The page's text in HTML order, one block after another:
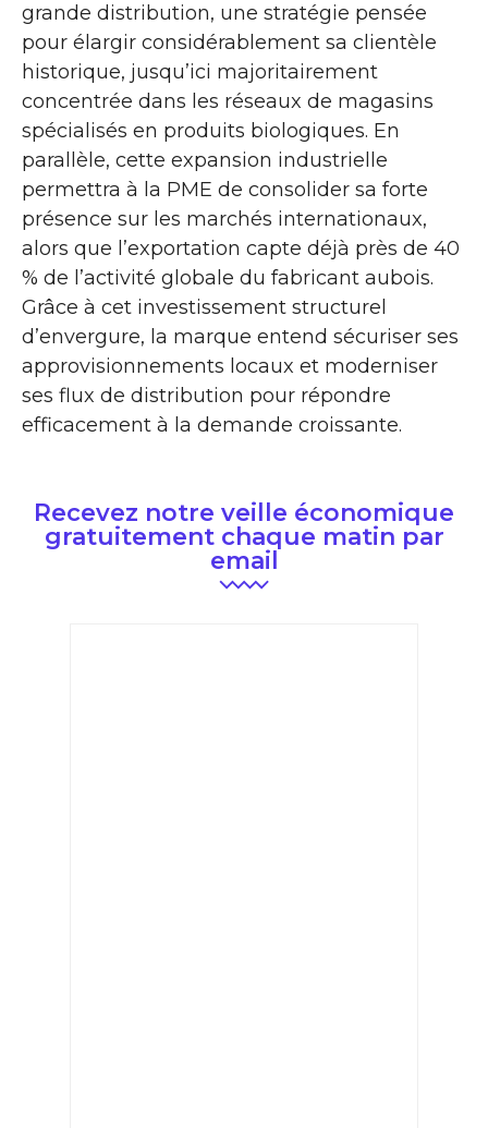
grande distribution, une stratégie pensée
pour élargir considérablement sa clientèle
historique, jusqu’ici majoritairement
concentrée dans les réseaux de magasins
spécialisés en produits biologiques. En
parallèle, cette expansion industrielle
permettra à la PME de consolider sa forte
présence sur les marchés internationaux,
alors que l’exportation capte déjà près de 40
% de l’activité globale du fabricant aubois.
Grâce à cet investissement structurel
d’envergure, la marque entend sécuriser ses
approvisionnements locaux et moderniser
ses flux de distribution pour répondre
efficacement à la demande croissante.
Recevez notre veille économique
gratuitement chaque matin par
email